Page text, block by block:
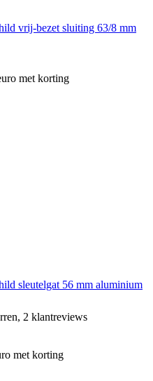
vrij-bezet sluiting 63/8 mm
met korting
sleutelgat 56 mm aluminium
2 klantreviews
met korting